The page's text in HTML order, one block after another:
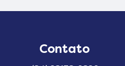
Contato